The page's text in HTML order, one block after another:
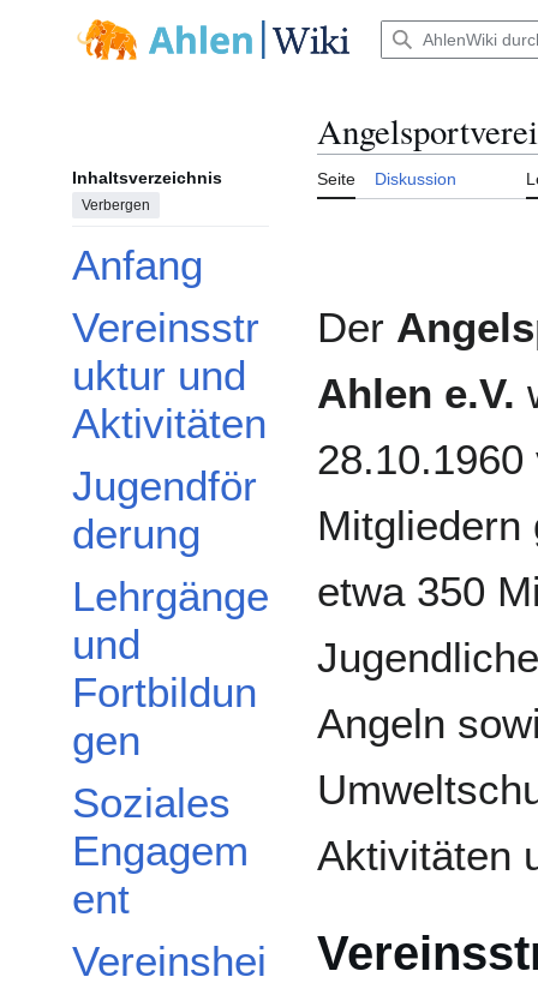
Hauptmenü
Inhaltsverzeichnis
Verbergen
Anfang
Vereinsstr
uktur und
Aktivitäten
Jugendför
derung
Lehrgänge
und
Fortbildun
gen
Soziales
Engagem
ent
Vereinshei
Seite Diskussion
Der
Ahlen e.V.
28.10.1960
Mitgliedern
etwa 350
Angeln
Aktivitäten